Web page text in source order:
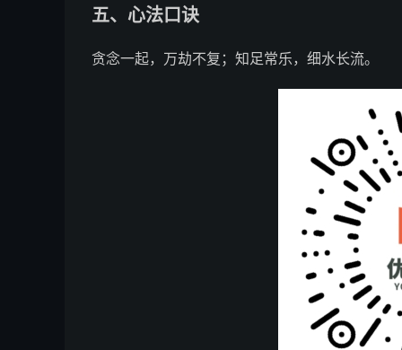
五、心法口诀
贪念一起，万劫不复；知足常乐，细水长流。